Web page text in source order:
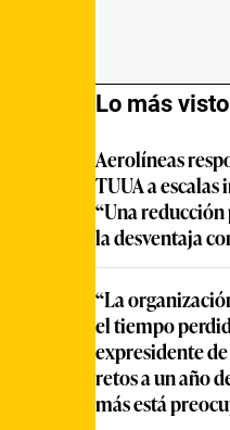
Lo más visto
Aerolíneas
TUUA a
“Una
la desventaja
“La
el tiempo
expresidente
retos a un año
más está